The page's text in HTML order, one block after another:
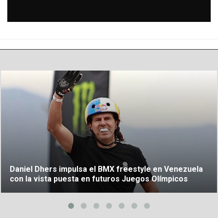
Daniel Dhers impulsa el BMX freestyle en Venezuela
con la vista puesta en futuros Juegos Olímpicos